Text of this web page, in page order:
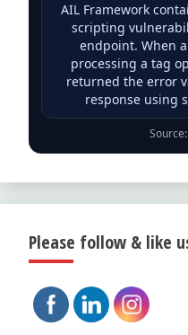
AIL Framework
scripting
endpoint. When
processing a tag
returned the error
response using
Source:
Please follow & like